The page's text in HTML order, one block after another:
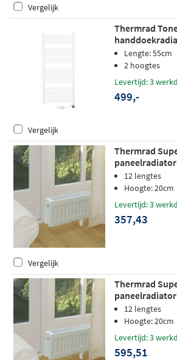
Vergelijk
Thermrad
wit RAL 9016
Lengte: 55cm
2 hoogtes
Levertijd: 3
499,-
Vergelijk
Thermrad
paneelradiator
(L x H)
12 lengtes
Hoogte: 20cm
Levertijd: 3
357,43
Vergelijk
Thermrad
paneelradiator
(L x H)
12 lengtes
Hoogte: 20cm
Levertijd: 3
595,51